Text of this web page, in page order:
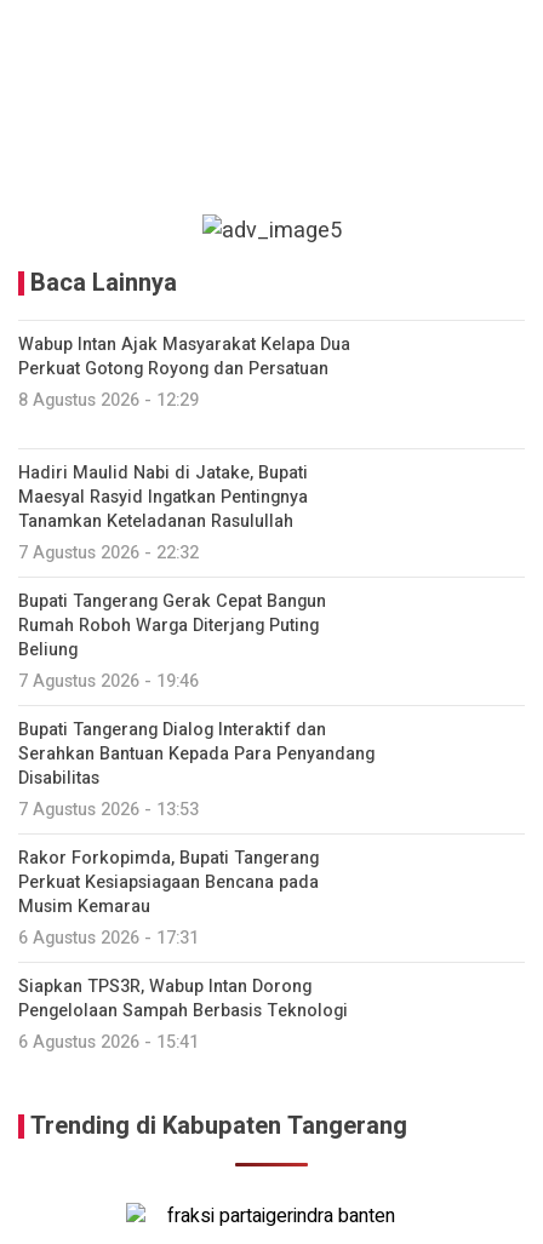
Baca Lainnya
Wabup Intan Ajak Masyarakat Kelapa Dua
Perkuat Gotong Royong dan Persatuan
8 Agustus 2026 - 12:29
Hadiri Maulid Nabi di Jatake, Bupati
Maesyal Rasyid Ingatkan Pentingnya
Tanamkan Keteladanan Rasulullah
7 Agustus 2026 - 22:32
Bupati Tangerang Gerak Cepat Bangun
Rumah Roboh Warga Diterjang Puting
Beliung
7 Agustus 2026 - 19:46
Bupati Tangerang Dialog Interaktif dan
Serahkan Bantuan Kepada Para Penyandang
Disabilitas
7 Agustus 2026 - 13:53
Rakor Forkopimda, Bupati Tangerang
Perkuat Kesiapsiagaan Bencana pada
Musim Kemarau
6 Agustus 2026 - 17:31
Siapkan TPS3R, Wabup Intan Dorong
Pengelolaan Sampah Berbasis Teknologi
6 Agustus 2026 - 15:41
Trending di Kabupaten Tangerang